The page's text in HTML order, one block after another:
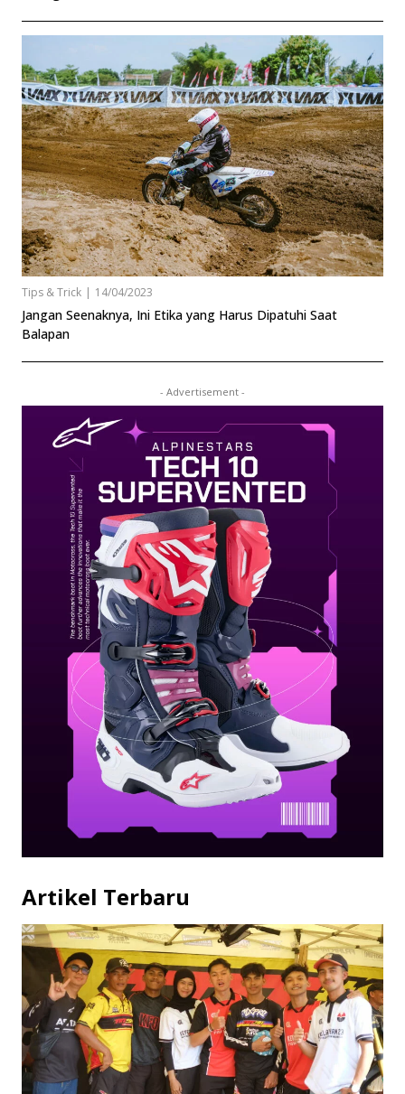
Tips & Trick | 14/04/2023
Jangan Seenaknya, Ini Etika yang Harus Dipatuhi Saat
Balapan
- Advertisement -
Artikel Terbaru